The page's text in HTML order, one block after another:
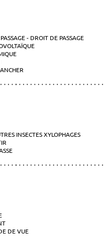
- DROIT DE PASSAGE
INSECTES XYLOPHAGES
DE VUE